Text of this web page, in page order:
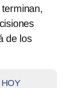
de los